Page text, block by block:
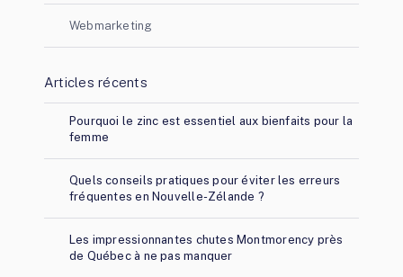
Webmarketing
Articles récents
Pourquoi le zinc est essentiel aux bienfaits pour la
femme
Quels conseils pratiques pour éviter les erreurs
fréquentes en Nouvelle-Zélande ?
Les impressionnantes chutes Montmorency près
de Québec à ne pas manquer